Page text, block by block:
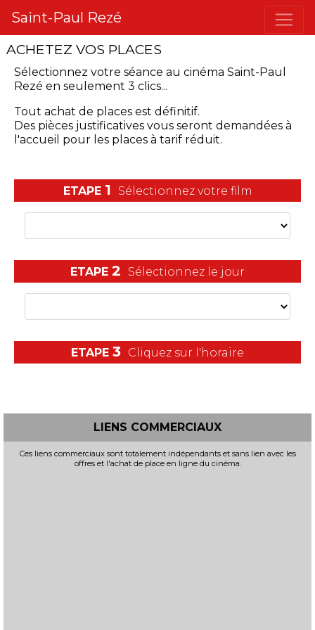
Saint-Paul Rezé
ACHETEZ VOS PLACES
Sélectionnez votre séance au cinéma Saint-Paul
Rezé en seulement 3 clics...
Tout achat de places est définitif.
Des pièces justificatives vous seront demandées à
l'accueil pour les places à tarif réduit.
ETAPE 1 Sélectionnez votre film
ETAPE 2 Sélectionnez le jour
ETAPE 3 Cliquez sur l'horaire
LIENS COMMERCIAUX
Ces liens commerciaux sont totalement indépendants et sans lien avec les
offres et l'achat de place en ligne du cinéma.